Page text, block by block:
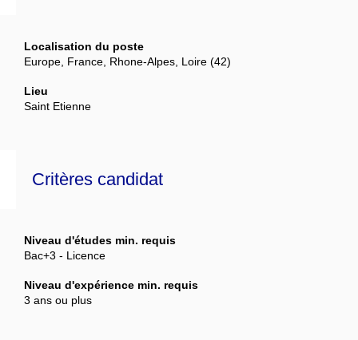
Localisation du poste
Europe, France, Rhone-Alpes, Loire (42)
Lieu
Saint Etienne
Critères candidat
Niveau d'études min. requis
Bac+3 - Licence
Niveau d'expérience min. requis
3 ans ou plus